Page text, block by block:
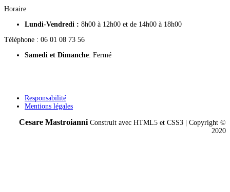
Horaire
Lundi-Vendredi : 8h00 à 12h00 et de 14h00 à 18h00
Téléphone : 06 01 08 73 56
Samedi et Dimanche: Fermé
Responsabilité
Mentions légales
Cesare MastroianniConstruit avec HTML5 et CSS3 | Copyright ©
2020